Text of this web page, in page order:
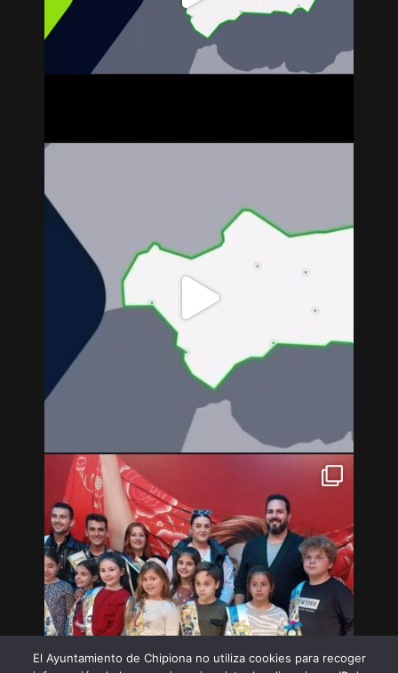
El Ayuntamiento de Chipiona no utiliza cookies para recoger